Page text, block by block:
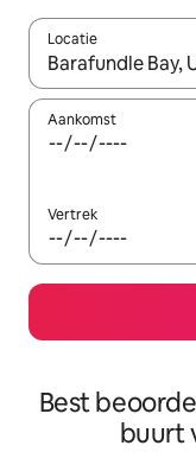
Locatie
Wanneer er
Aankomst
Vertrek
Best
buurt